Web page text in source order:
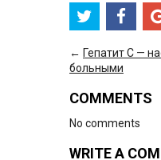
← Гепатит C —
больными
COMMENTS
No comments
WRITE A